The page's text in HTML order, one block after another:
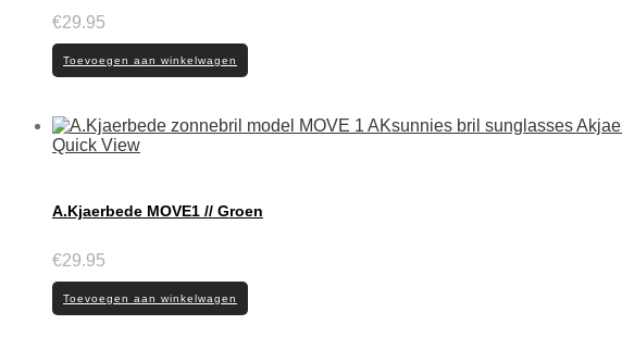
€29.95
Toevoegen aan winkelwagen
Quick View
A.Kjaerbede MOVE1 // Groen
€29.95
Toevoegen aan winkelwagen